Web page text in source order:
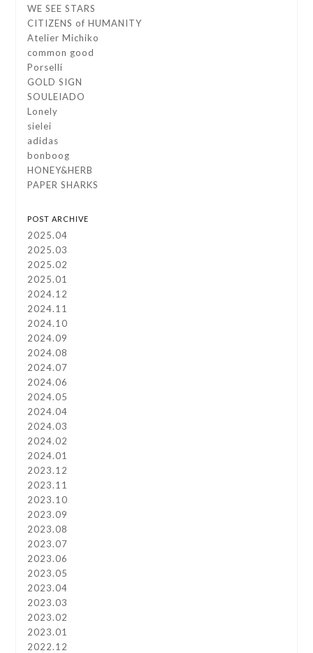
WE SEE STARS
CITIZENS of HUMANITY
Atelier Michiko
common good
Porselli
GOLD SIGN
SOULEIADO
Lonely
sielei
adidas
bonboog
HONEY&HERB
PAPER SHARKS
POST ARCHIVE
2025.04
2025.03
2025.02
2025.01
2024.12
2024.11
2024.10
2024.09
2024.08
2024.07
2024.06
2024.05
2024.04
2024.03
2024.02
2024.01
2023.12
2023.11
2023.10
2023.09
2023.08
2023.07
2023.06
2023.05
2023.04
2023.03
2023.02
2023.01
2022.12